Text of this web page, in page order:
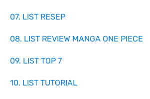
07. LIST RESEP
08. LIST REVIEW MANGA ONE PIECE
09. LIST TOP 7
10. LIST TUTORIAL